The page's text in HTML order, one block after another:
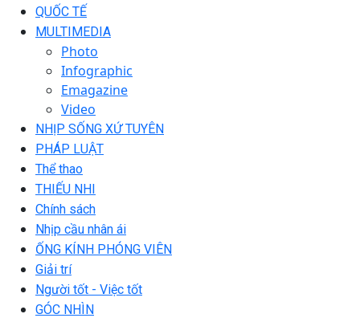
QUỐC TẾ
MULTIMEDIA
Photo
Infographic
Emagazine
Video
NHỊP SỐNG XỨ TUYÊN
PHÁP LUẬT
Thể thao
THIẾU NHI
Chính sách
Nhịp cầu nhân ái
ỐNG KÍNH PHÓNG VIÊN
Giải trí
Người tốt - Việc tốt
GÓC NHÌN